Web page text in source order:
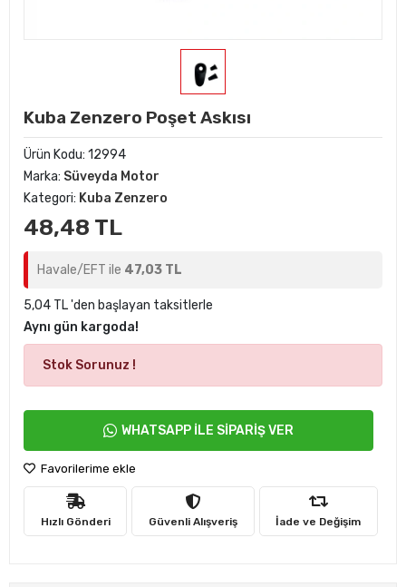
Kuba Zenzero Poşet Askısı
Ürün Kodu: 12994
Marka: Süveyda Motor
Kategori: Kuba Zenzero
48,48 TL
Havale/EFT ile 47,03 TL
5,04 TL 'den başlayan taksitlerle
Aynı gün kargoda!
Stok Sorunuz !
WHATSAPP İLE SİPARİŞ VER
Favorilerime ekle
Hızlı Gönderi Güvenli Alışveriş İade ve Değişim